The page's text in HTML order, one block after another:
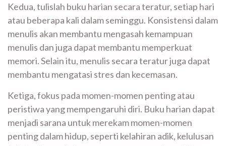
Kedua, tulislah buku harian secara teratur, setiap hari
atau beberapa kali dalam seminggu. Konsistensi dalam
menulis akan membantu mengasah kemampuan
menulis dan juga dapat membantu memperkuat
memori. Selain itu, menulis secara teratur juga dapat
membantu mengatasi stres dan kecemasan.
Ketiga, fokus pada momen-momen penting atau
peristiwa yang mempengaruhi diri. Buku harian dapat
menjadi sarana untuk merekam momen-momen
penting dalam hidup, seperti kelahiran adik, kelulusan